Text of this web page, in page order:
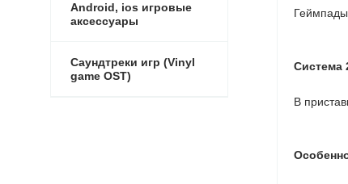
Геймпады
Система
В
Android, ios игровые
аксессуары
Саундтреки игр (Vinyl
game OST)